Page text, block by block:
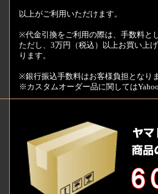
以上がご利用いただけます。
※代金引換をご利用の際は、手数料と
ただし、3万円（税込）以上お買い上
ります。
※銀行振込手数料はお客様負担となり
※カスタムオーダー品に関しては